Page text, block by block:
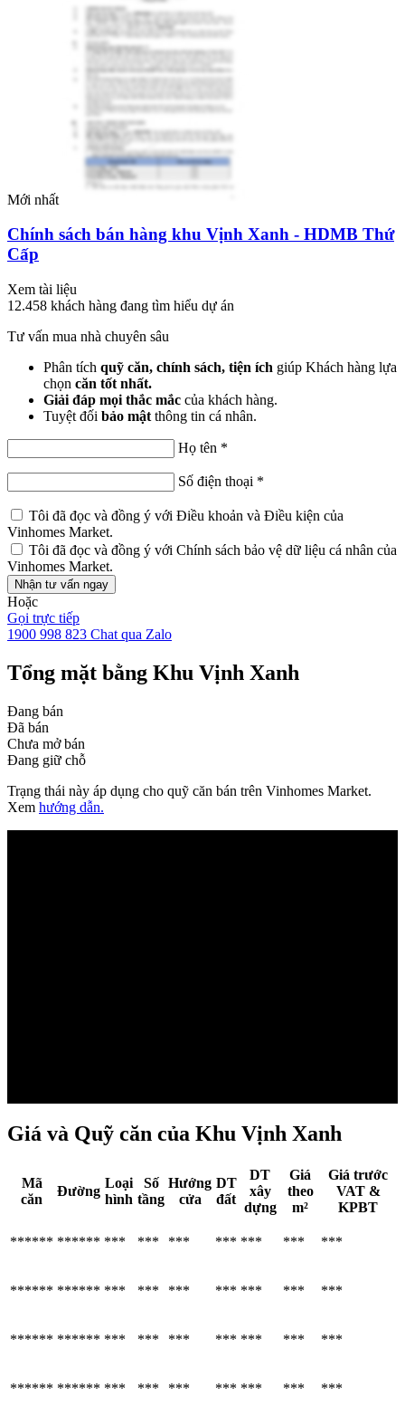
Mới nhất
Chính sách bán hàng khu Vịnh Xanh - HDMB Thứ
Cấp
Xem tài liệu
12.458 khách hàng đang tìm hiểu dự án
Tư vấn mua nhà chuyên sâu
Phân tích quỹ căn, chính sách, tiện ích giúp Khách hàng lựa
chọn căn tốt nhất.
Giải đáp mọi thắc mắc của khách hàng.
Tuyệt đối bảo mật thông tin cá nhân.
Họ tên *
Số điện thoại *
Tôi đã đọc và đồng ý với Điều khoản và Điều kiện của
Vinhomes Market.
Tôi đã đọc và đồng ý với Chính sách bảo vệ dữ liệu cá nhân của
Vinhomes Market.
Nhận tư vấn ngay
Hoặc
Gọi trực tiếp
1900 998 823 Chat qua Zalo
Tổng mặt bằng Khu Vịnh Xanh
Đang bán
Đã bán
Chưa mở bán
Đang giữ chỗ
Trạng thái này áp dụng cho quỹ căn bán trên Vinhomes Market.
Xem hướng dẫn.
Giá và Quỹ căn của Khu Vịnh Xanh
Mã
căn
Đường
Loại
hình
Số
tầng
Hướng
cửa
DT
đất
DT
xây
dựng
Giá
theo
m²
Giá trước
VAT &
KPBT
****** ****** *** *** *** *** *** *** ***
****** ****** *** *** *** *** *** *** ***
****** ****** *** *** *** *** *** *** ***
****** ****** *** *** *** *** *** *** ***